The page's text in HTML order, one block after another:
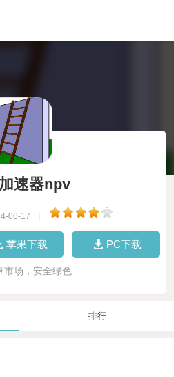
加速器npv
06-17
苹果下载 PC下载
市场，安全绿色
排行